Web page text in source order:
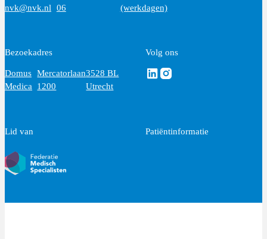
nvk@nvk.nl 06
(werkdagen)
Bezoekadres
Domus
Medica
Mercatorlaan
1200
3528 BL
Utrecht
Volg ons
Volg ons via Linkedin
Volg ons via Instagram
Lid van Patiëntinformatie